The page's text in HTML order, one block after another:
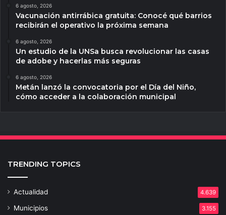
6 agosto, 2026
Vacunación antirrábica gratuita: Conocé qué barrios
recibirán el operativo la próxima semana
6 agosto, 2026
Un estudio de la UNSa busca revolucionar las casas
de adobe y hacerlas más seguras
6 agosto, 2026
Metán lanzó la convocatoria por el Día del Niño,
cómo acceder a la colaboración municipal
TRENDING TOPICS
Actualidad 4.639
Municipios 3.155